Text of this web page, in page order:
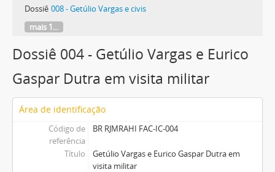
Dossiê 008 - Getúlio Vargas e civis
mais 1...
Dossiê 004 - Getúlio Vargas e Eurico
Gaspar Dutra em visita militar
Área de identificação
Código de
referência
BR RJMRAHI FAC-IC-004
Título
Getúlio Vargas e Eurico Gaspar Dutra em
visita militar